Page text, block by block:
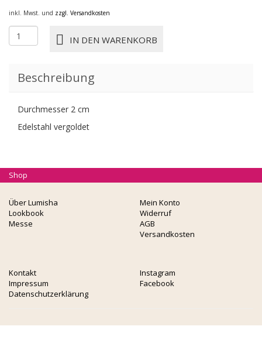
inkl. Mwst. und zzgl. Versandkosten
E525
CREOLE
Menge
IN DEN WARENKORB
Beschreibung
Durchmesser 2 cm
Edelstahl vergoldet
Über Lumisha
Lookbook
Messe
Mein Konto
Widerruf
AGB
Versandkosten
Kontakt
Impressum
Datenschutzerklärung
Instagram
Facebook
Shop